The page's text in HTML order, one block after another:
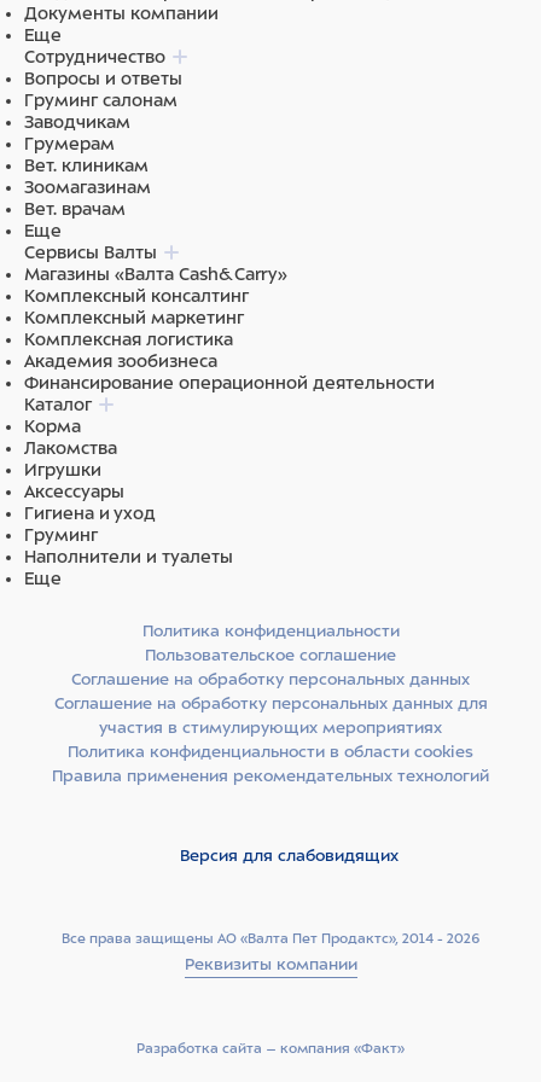
экстракты растительных белков, яйцо и производные
яйца (порошок из цельного куриного яйца 4%),
дрожжи, минеральные вещества, облепиха.
Документы компании
Еще
Сотрудничество
Вопросы и ответы
Груминг салонам
Заводчикам
Грумерам
Вет. клиникам
Зоомагазинам
Вет. врачам
Еще
Сервисы Валты
Магазины «Валта Cash&Carry»
Комплексный консалтинг
Комплексный маркетинг
Комплексная логистика
Академия зообизнеса
Финансирование операционной деятельности
Каталог
Корма
Лакомства
Игрушки
Аксессуары
Гигиена и уход
Груминг
Наполнители и туалеты
Еще
Все права защищены АО «Валта Пет Продактс», 2014 - 2026
Реквизиты компании
Политика конфиденциальности
Пользовательское соглашение
Соглашение на обработку персональных данных
Соглашение на обработку персональных данных для
участия в стимулирующих мероприятиях
Политика конфиденциальности в области cookies
Правила применения рекомендательных технологий
Версия для слабовидящих
Разработка сайта –­ компания «Факт»